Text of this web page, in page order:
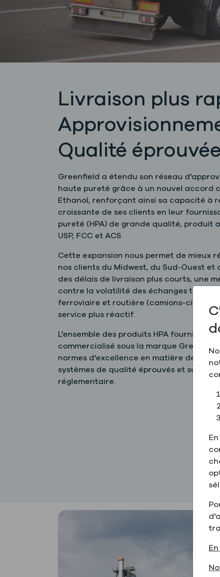
Livraison plus
Qualité
Greenfield a étendu son réseau
haute pureté grâce à un nouvel accord
Ethanol, renforçant ainsi sa capacité à
croissante de ses clients en leur
pureté (HPA) de grande qualité, produit
USP, FCC et ACS.
Cette expansion nous permet de mieux
nos clients du Midwest, du Sud-Ouest
des délais de livraison plus courts, une
contre la volatilité des échanges
ferroviaire et routière (camions-citernes)
service plus réactif.
L'ensemble des produits HPA fournis aux
commercialisé sous la marque
normes d'excellence en matière de
systèmes de qualité éprouvés et sur
réglementaire.